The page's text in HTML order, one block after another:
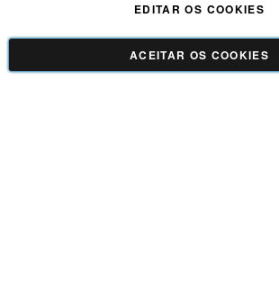
GUADALUPE COMERCIO LTDA - 42.509.755/0001-66 |
ACEITAR OS COOKIES
EDITAR OS COOKIES